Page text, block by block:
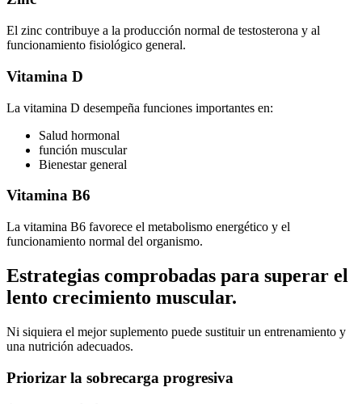
El zinc contribuye a la producción normal de testosterona y al
funcionamiento fisiológico general.
Vitamina D
La vitamina D desempeña funciones importantes en:
Salud hormonal
función muscular
Bienestar general
Vitamina B6
La vitamina B6 favorece el metabolismo energético y el
funcionamiento normal del organismo.
Estrategias comprobadas para superar el
lento crecimiento muscular.
Ni siquiera el mejor suplemento puede sustituir un entrenamiento y
una nutrición adecuados.
Priorizar la sobrecarga progresiva